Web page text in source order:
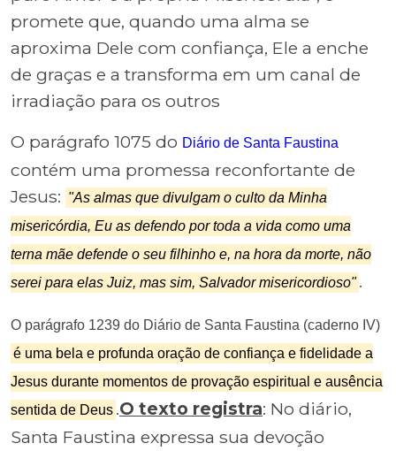
promete que, quando uma alma se
aproxima Dele com confiança, Ele a enche
de graças e a transforma em um canal de
irradiação para os outros
O parágrafo 1075 do Diário de Santa Faustina
contém uma promessa reconfortante de
Jesus: "As almas que divulgam o culto da Minha
misericórdia, Eu as defendo por toda a vida como uma
terna mãe defende o seu filhinho e, na hora da morte, não
serei para elas Juiz, mas sim, Salvador misericordioso" .
O parágrafo 1239 do Diário de Santa Faustina (caderno IV)
é uma bela e profunda oração de confiança e fidelidade a
Jesus durante momentos de provação espiritual e ausência
sentida de Deus .O texto registra: No diário,
Santa Faustina expressa sua devoção